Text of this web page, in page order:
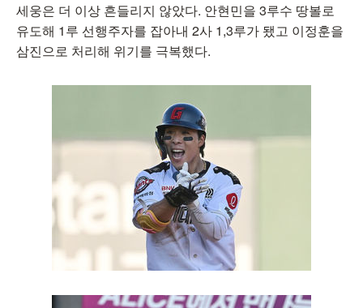
세웅은 더 이상 흔들리지 않았다. 안현민을 3루수 땅볼로
유도해 1루 선행주자를 잡아내 2사 1,3루가 됐고 이정훈을
삼진으로 처리해 위기를 극복했다.